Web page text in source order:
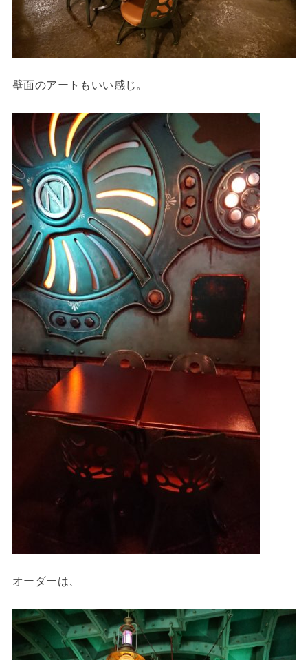
壁面のアートもいい感じ。
オーダーは、